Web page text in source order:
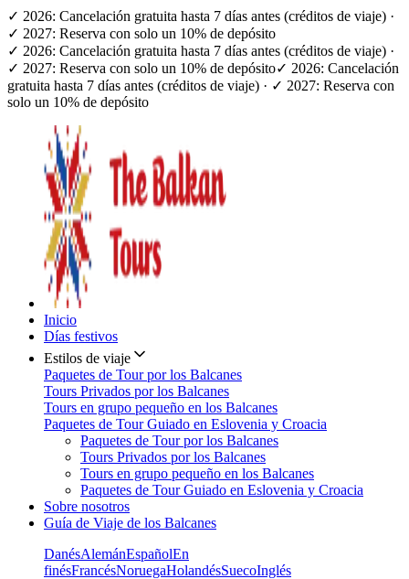
✓ 2026: Cancelación gratuita hasta 7 días antes (créditos de viaje) ·
✓ 2027: Reserva con solo un 10% de depósito
✓ 2026: Cancelación gratuita hasta 7 días antes (créditos de viaje) ·
✓ 2027: Reserva con solo un 10% de depósito✓ 2026: Cancelación
gratuita hasta 7 días antes (créditos de viaje) · ✓ 2027: Reserva con
solo un 10% de depósito
Inicio
Días festivos
Estilos de viaje
Paquetes de Tour por los Balcanes
Tours Privados por los Balcanes
Tours en grupo pequeño en los Balcanes
Paquetes de Tour Guiado en Eslovenia y Croacia
Paquetes de Tour por los Balcanes
Tours Privados por los Balcanes
Tours en grupo pequeño en los Balcanes
Paquetes de Tour Guiado en Eslovenia y Croacia
Sobre nosotros
Guía de Viaje de los Balcanes
DanésAlemánEspañolEn
finésFrancésNoruegaHolandésSuecoInglés